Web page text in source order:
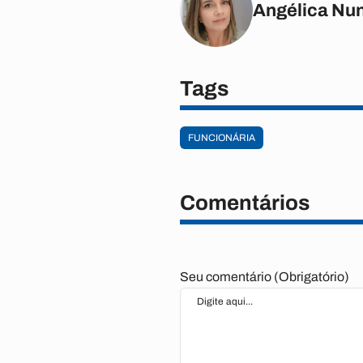
Angélica
Tags
FUNCIONÁRIA
Comentários
Seu comentário (Obrigatório)